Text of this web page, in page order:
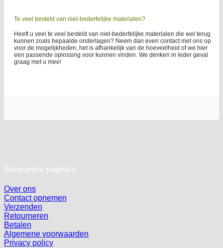
Te veel besteld van niet-bederfelijke materialen?
Heeft u veel te veel besteld van niet-bederfelijke materialen die wel terug
kunnen zoals bepaalde onderlagen? Neem dan even contact met ons op
voor de mogelijkheden, het is afhankelijk van de hoeveelheid of we hier
een passende oplossing voor kunnen vinden. We denken in ieder geval
graag met u mee!
Belangrijke pagina's
Over ons
Contact opnemen
Verzenden
Retourneren
Betalen
Algemene voorwaarden
Privacy policy